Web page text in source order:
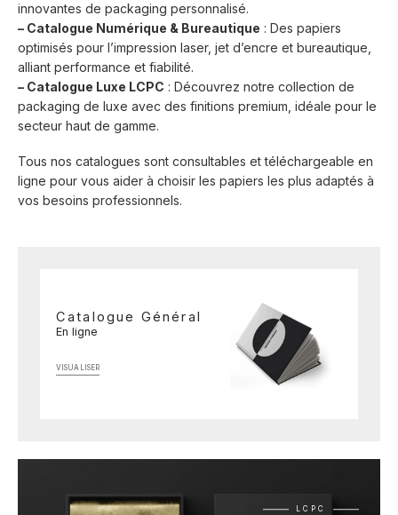
innovantes de packaging personnalisé.
– Catalogue Numérique & Bureautique : Des papiers
optimisés pour l’impression laser, jet d’encre et bureautique,
alliant performance et fiabilité.
– Catalogue Luxe LCPC : Découvrez notre collection de
packaging de luxe avec des finitions premium, idéale pour le
secteur haut de gamme.
Tous nos catalogues sont consultables et téléchargeable en
ligne pour vous aider à choisir les papiers les plus adaptés à
vos besoins professionnels.
Catalogue Général
En ligne
VISUALISER
LCPC